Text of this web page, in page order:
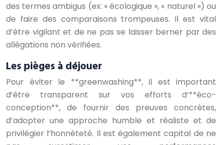
des termes ambigus (ex: « écologique », « naturel ») ou
de faire des comparaisons trompeuses. Il est vital
d’être vigilant et de ne pas se laisser berner par des
allégations non vérifiées.
Les pièges à déjouer
Pour éviter le **greenwashing**, il est important
d’être transparent sur vos efforts d’**éco-
conception**, de fournir des preuves concrètes,
d’adopter une approche humble et réaliste et de
privilégier l’honnêteté. Il est également capital de ne